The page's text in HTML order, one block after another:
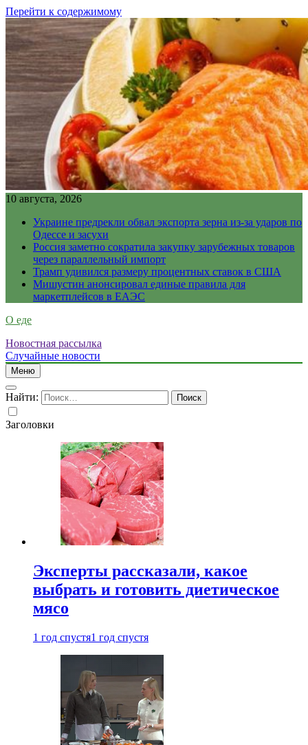
Перейти к содержимому
10 августа, 2026
Украине предрекли обвал экспорта зерна из-за ударов по
Одессе и засухи
Россия заметно сократила закупку зарубежных товаров
через параллельный импорт
Трамп удивился размеру процентных ставок в США
Мишустин анонсировал единые правила для
маркетплейсов в ЕАЭС
О еде
Новостная рассылка
Случайные новости
Меню
Найти:
Заголовки
Эксперты рассказали, какое
выбрать и готовить диетическое
мясо
1 год спустя1 год спустя